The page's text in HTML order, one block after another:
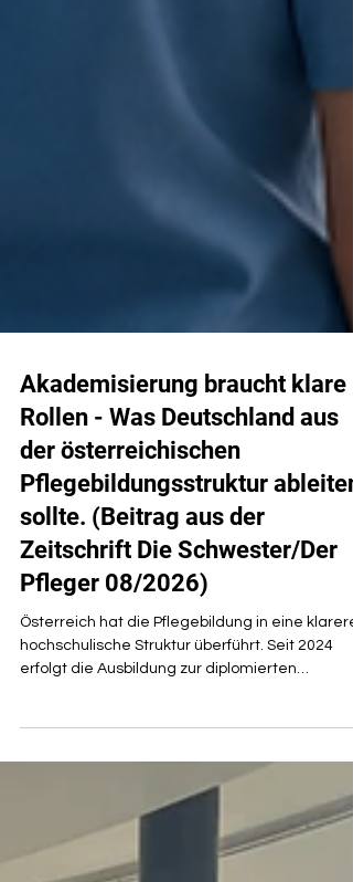
Akademisierung braucht klare
Rollen - Was Deutschland aus
der österreichischen
Pflegebildungsstruktur ableiten
sollte. (Beitrag aus der
Zeitschrift Die Schwester/Der
Pfleger 08/2026)
Österreich hat die Pflegebildung in eine klarere
hochschulische Struktur überführt. Seit 2024
Fachhochschulen. Seit September 2025
setting- und zielgruppenspezifische
Spezialisierungen für Angehörige des
gehobenen Dienstes für Gesundheits- und
Krankenpflege hochschulrechtlich geregelt